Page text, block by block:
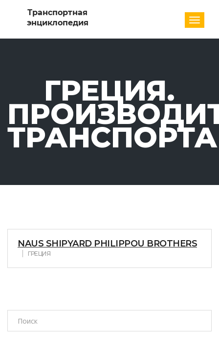
ГРЕЦИЯ.
ТРАНСПОРТА
NAUS SHIPYARD PHILIPPOU BROTHERS
ГРЕЦИЯ